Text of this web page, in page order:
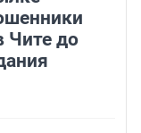
Чите до